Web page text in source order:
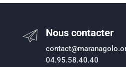
Nous contacter
04.95.58.40.40